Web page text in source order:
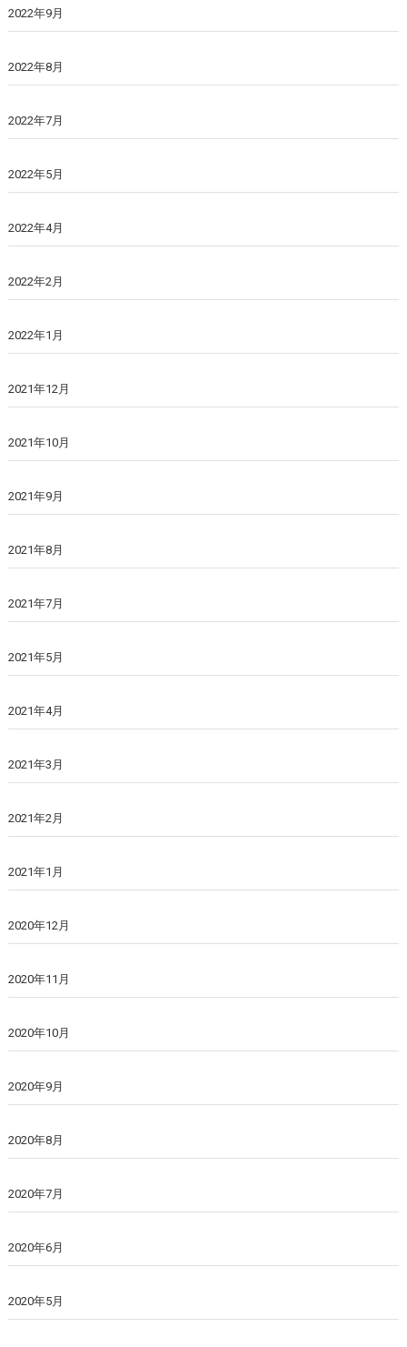
2022年9月
2022年8月
2022年7月
2022年5月
2022年4月
2022年2月
2022年1月
2021年12月
2021年10月
2021年9月
2021年8月
2021年7月
2021年5月
2021年4月
2021年3月
2021年2月
2021年1月
2020年12月
2020年11月
2020年10月
2020年9月
2020年8月
2020年7月
2020年6月
2020年5月